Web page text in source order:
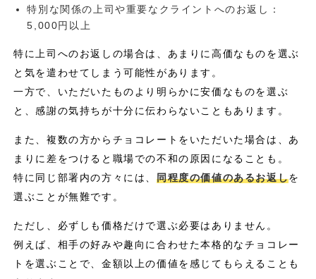
特別な関係の上司や重要なクライントへのお返し：
5,000円以上
特に上司へのお返しの場合は、あまりに高価なものを選ぶ
と気を遣わせてしまう可能性があります。
一方で、いただいたものより明らかに安価なものを選ぶ
と、感謝の気持ちが十分に伝わらないこともあります。
また、複数の方からチョコレートをいただいた場合は、あ
まりに差をつけると職場での不和の原因になることも。
特に同じ部署内の方々には、 同程度の価値のあるお返しを
選ぶことが無難です。
ただし、必ずしも価格だけで選ぶ必要はありません。
例えば、相手の好みや趣向に合わせた本格的なチョコレー
トを選ぶことで、金額以上の価値を感じてもらえることも